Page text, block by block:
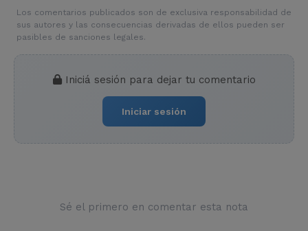
Los comentarios publicados son de exclusiva responsabilidad de
sus autores y las consecuencias derivadas de ellos pueden ser
pasibles de sanciones legales.
Iniciá sesión para dejar tu comentario
Iniciar sesión
Sé el primero en comentar esta nota